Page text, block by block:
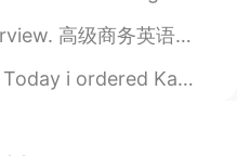
ㅋ 내 비밀 테리우스😂
weakness? 你最大的弱点是什么 I'd say my bigge...
❤ My heart, soul and life is always healed...